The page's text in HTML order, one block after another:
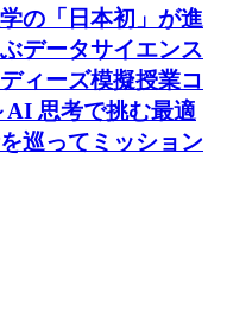
の「日本初」が進
データサイエンス
ィーズ模擬授業コ
AI 思考で挑む最適
巡ってミッション